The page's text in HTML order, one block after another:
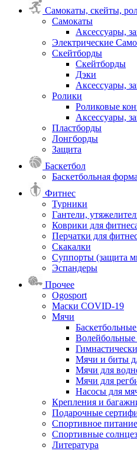
Самокаты, скейты,
Самокаты
Аксессуары,
Электрические
Скейтборды
Скейтборды
Дэки
Аксессуары,
Ролики
Роликовые
Аксессуары,
Пластборды
Лонгборды
Защита
Баскетбол
Баскетбольная форма
Фитнес
Турники
Гантели,
Коврики для
Перчатки для
Скакалки
Суппорты (защита
Эспандеры
Прочее
Ogosport
Маски COVID-19
Мячи
Волейбольные
Мячи и биты
Мячи для
Мячи для
Насосы для
Крепления и
Подарочные
Спортивное питание
Спортивные
Литература